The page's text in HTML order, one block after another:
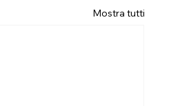
Mostra tutti